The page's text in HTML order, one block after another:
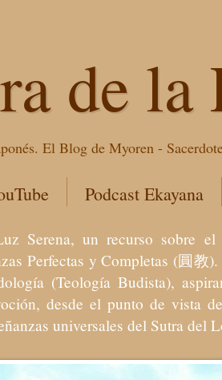
de la
El Blog de Myoren -
Podcast Ekayana
Serena, un recurso sobre
Perfectas y Completas (圓
(Teología Budista),
desde el punto de vista
universales del Sutra del